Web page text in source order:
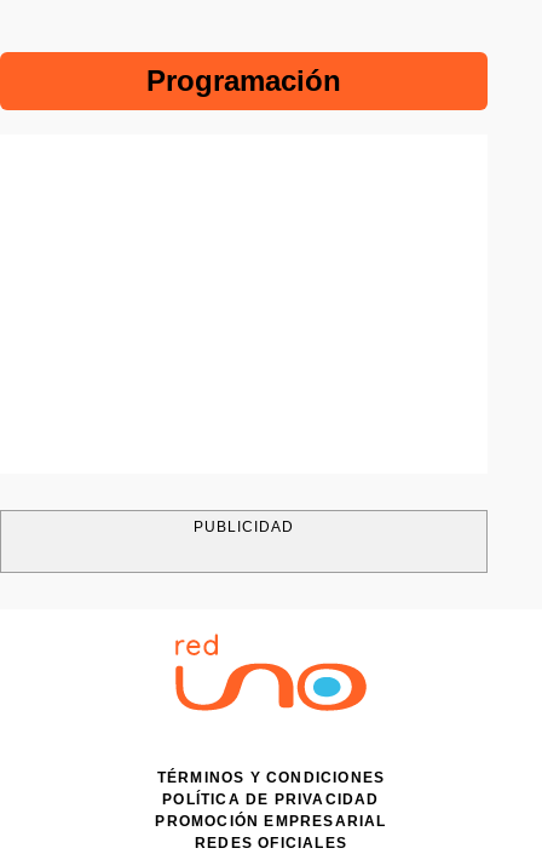
Programación
PUBLICIDAD
TÉRMINOS Y CONDICIONES
POLÍTICA DE PRIVACIDAD
PROMOCIÓN EMPRESARIAL
REDES OFICIALES